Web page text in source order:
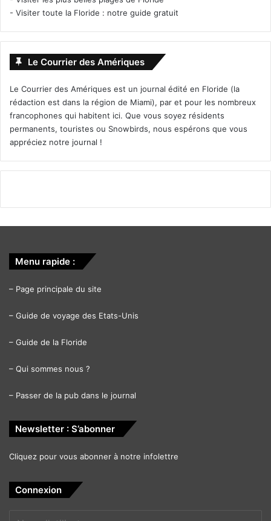
- Visiter toute la Floride : notre guide gratuit
Le Courrier des Amériques
Le Courrier des Amériques est un journal édité en Floride (la
rédaction est dans la région de Miami), par et pour les nombreux
francophones qui habitent ici. Que vous soyez résidents
permanents, touristes ou Snowbirds, nous espérons que vous
appréciez notre journal !
Menu rapide :
– Page principale du site
– Guide de voyage des Etats-Unis
– Guide de la Floride
– Qui sommes nous ?
– Passer de la pub dans le journal
Newsletter : S’abonner
Cliquez pour vous abonner à notre infolettre
Connexion